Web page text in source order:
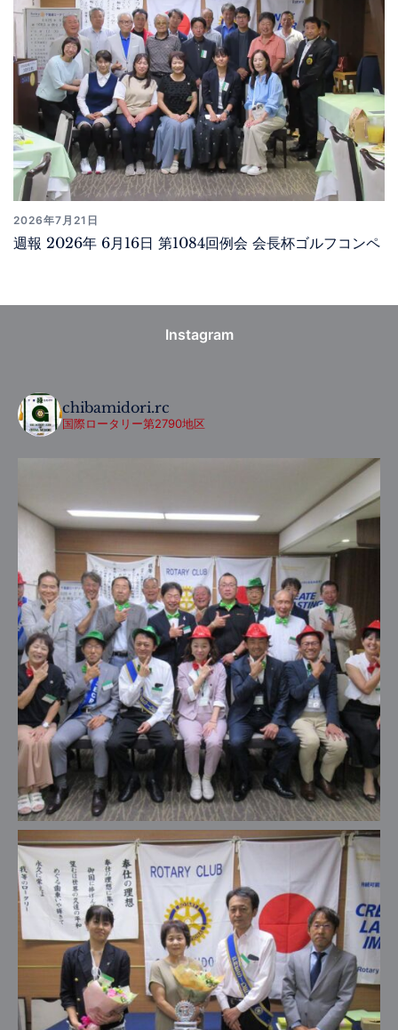
2026年7月21日
週報 2026年 6月16日 第1084回例会 会長杯ゴルフコンペ
Instagram
chibamidori.rc
国際ロータリー第2790地区